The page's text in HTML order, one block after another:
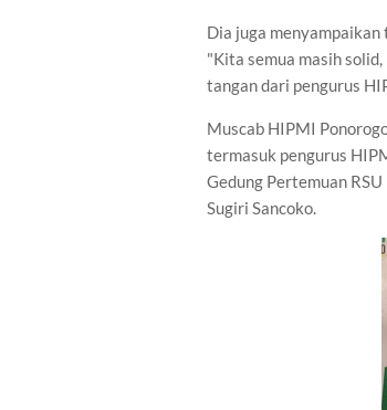
Dia juga
"Kita semua masih
tangan dari pengurus
Muscab HIPMI
termasuk pengurus
Gedung Pertemuan
Sugiri Sancoko.